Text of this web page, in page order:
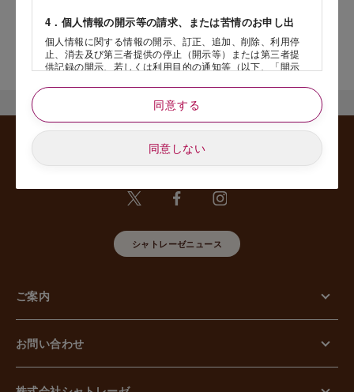
4．個人情報の開示等の請求、または苦情のお申し出
個人情報に関する情報の開示、訂正、追加、削除、利用停
止、消去及び第三者提供の停止（開示等）または第三者提
供記録の開示、若しくは利用目的の通知等（以下、「開示
のお申し出があった場合には、請求者がご本人であること
あるいは正式な代理人として認められる方であることを確
な期間と範囲内で対応させていただきます。
5. 個人情報の安全管理のために講じた措置について
に以下の措置をしております。
【組織的安全管理措置】
用、個人情報の取扱い状況を確認する手段の整備、漏えい
等事案に対応する体制の整備、取扱い状況の把握及び安全
管理措置の見直し等に関して、必要な措置を講じていま
個人情報の取扱いに関する留意事項について、従業員に定
持に関する事項を含む誓約書を取得しております。
【物理的安全管理措置】
個人情報を取り扱う区域の管理、機器及び電子媒体等の盗
難等の防止、電子媒体等を持ち運ぶ場合の漏えい等の防
て、必要な措置を講じています。
同意する
同意しない
店舗サービスに関するお問い合わせにつきましては、内容欄に『店
舗名』を記載いただけますと幸いです。
シャトレーゼニュース
ご案内
お問い合わせ